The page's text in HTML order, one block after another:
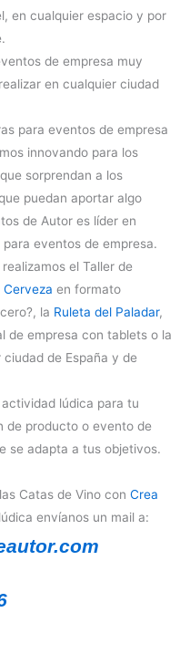
en cualquier espacio y por
de empresa muy
en cualquier ciudad
para eventos de empresa
innovando para los
sorprendan a los
puedan aportar algo
de Autor es líder en
eventos de empresa.
el Taller de
en formato
la Ruleta del Paladar,
de empresa con tablets o la
de España y de
lúdica para tu
de producto o evento de
se adapta a tus objetivos.
Catas de Vino con Crea
envíanos un mail a: